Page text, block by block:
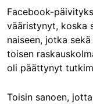
Facebook-
vääristynyt, koska
naiseen, jotka
toisen
oli päättynyt
Toisin sanoen,